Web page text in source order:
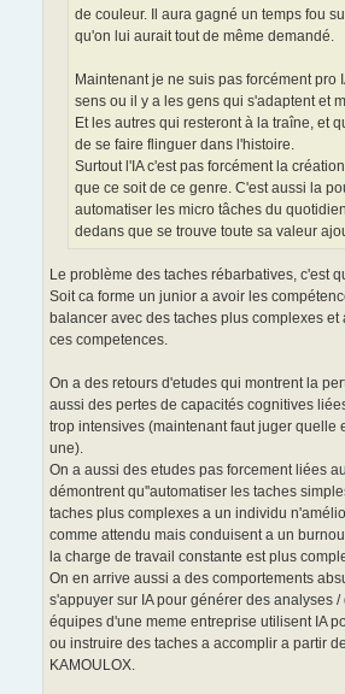
de couleur. Il aura gagné un temps fou
qu'on lui aurait tout de même demandé.
Maintenant je ne suis pas forcément pro
sens ou il y a les gens qui s'adaptent et
Et les autres qui resteront à la traîne, et
de se faire flinguer dans l'histoire.
Surtout l'IA c'est pas forcément la
que ce soit de ce genre. C'est aussi la
automatiser les micro tâches du
dedans que se trouve toute sa valeur
Le problème des taches rébarbatives, c'est
Soit ca forme un junior a avoir les
balancer avec des taches plus complexes
ces competences.
On a des retours d'etudes qui montrent la
aussi des pertes de capacités cognitives
trop intensives (maintenant faut juger quelle
une).
On a aussi des etudes pas forcement liées
démontrent qu''automatiser les taches
taches plus complexes a un individu
comme attendu mais conduisent a un
la charge de travail constante est plus
On en arrive aussi a des comportements
s'appuyer sur IA pour générer des analyses
équipes d'une meme entreprise utilisent IA
ou instruire des taches a accomplir a partir
KAMOULOX.